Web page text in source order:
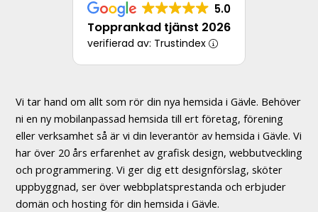
5.0
Topprankad tjänst 2026
verifierad av: Trustindex
Vi tar hand om allt som rör din nya hemsida i Gävle. Behöver
ni en ny mobilanpassad hemsida till ert företag, förening
eller verksamhet så är vi din leverantör av hemsida i Gävle. Vi
har över 20 års erfarenhet av grafisk design, webbutveckling
och programmering. Vi ger dig ett designförslag, sköter
uppbyggnad, ser över webbplatsprestanda och erbjuder
domän och hosting för din hemsida i Gävle.